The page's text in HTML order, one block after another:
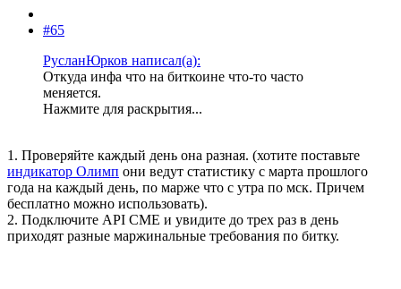
#65
РусланЮрков написал(а):
Откуда инфа что на биткоине что-то часто
меняется.
Нажмите для раскрытия...
1. Проверяйте каждый день она разная. (хотите поставьте
индикатор Олимп они ведут статистику с марта прошлого
года на каждый день, по марже что с утра по мск. Причем
бесплатно можно использовать).
2. Подключите API CME и увидите до трех раз в день
приходят разные маржинальные требования по битку.